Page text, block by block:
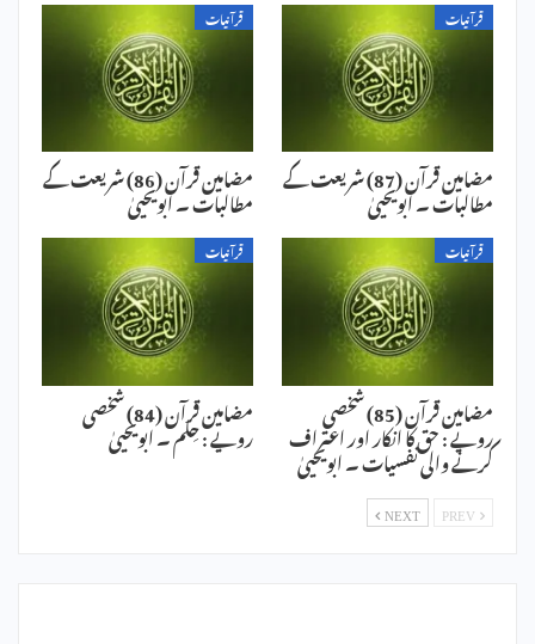
قرآنیات
مضامین قرآن (87) شریعت کے
مطالبات ۔ ابویحییٰ
قرآنیات
مضامین قرآن (86) شریعت کے
مطالبات ۔ ابویحییٰ
قرآنیات
مضامین قرآن (85) شخصی
رویے : حق کا انکار اور اعتراف
کرنے والی نفسیات ۔ ابویحییٰ
قرآنیات
مضامین قرآن (84) شخصی
رویے : حِلم ۔ ابویحییٰ
NEXT